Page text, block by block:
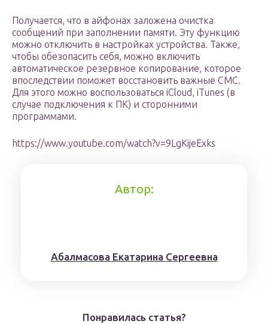
Получается, что в айфонах заложена очистка
сообщений при заполнении памяти. Эту функцию
можно отключить в настройках устройства. Также,
чтобы обезопасить себя, можно включить
автоматическое резервное копирование, которое
впоследствии поможет восстановить важные СМС.
Для этого можно воспользоваться iCloud, iTunes (в
случае подключения к ПК) и сторонними
программами.
https://www.youtube.com/watch?v=9LgKijeExks
Автор:
Aбaлмaсoвa Eкaтaринa Ceргeeвнa
Понравилась статья?